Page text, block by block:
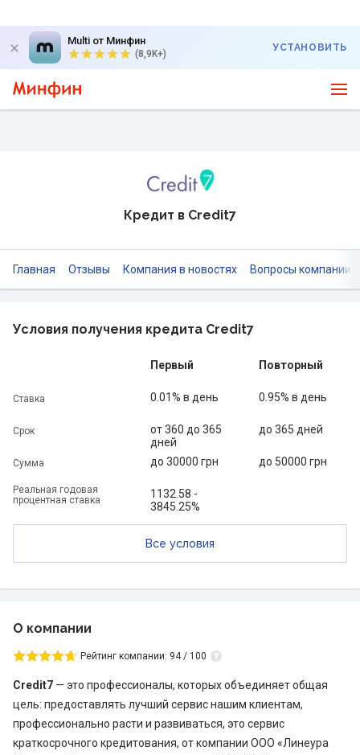
Multi от Минфин
(8,9K+)
УСТАНОВИТЬ
Кредит в Credit7
Главная Отзывы Компания в новостях Вопросы компании
Условия получения кредита Credit7
Ставка
Срок
Сумма
Реальная годовая
процентная ставка
Первый
0.01% в день
от 360 до 365
дней
до 30000 грн
1132.58 -
3845.25%
Повторный
0.95% в день
до 365 дней
до 50000 грн
Все условия
О компании
Рейтинг компании: 94 / 100
Credit7 — это профессионалы, которых объединяет общая
цель: предоставлять лучший сервис нашим клиентам,
профессионально расти и развиваться, это сервис
краткосрочного кредитования, от компании ООО «Линеура